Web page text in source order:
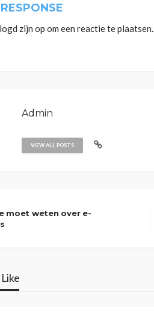
zijn op om een reactie te plaatsen.
Admin
VIEW ALL POSTS
moet weten over e-